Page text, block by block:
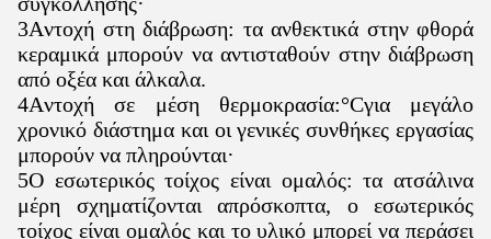
3Αντοχή στη διάβρωση: τα ανθεκτικά στην φθορά
κεραμικά μπορούν να αντισταθούν στην διάβρωση
από οξέα και άλκαλα.
4Αντοχή σε μέση θερμοκρασία:°Cγια μεγάλο
χρονικό διάστημα και οι γενικές συνθήκες εργασίας
μπορούν να πληρούνται·
5Ο εσωτερικός τοίχος είναι ομαλός: τα ατσάλινα
μέρη σχηματίζονται απρόσκοπτα, ο εσωτερικός
τοίχος είναι ομαλός και το υλικό μπορεί να περάσει